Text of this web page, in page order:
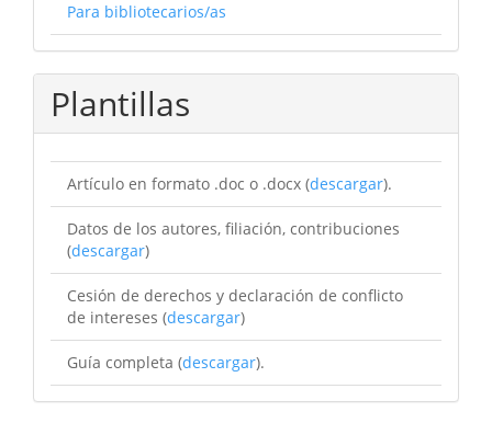
Para bibliotecarios/as
Plantillas
Artículo en formato .doc o .docx (descargar).
Datos de los autores, filiación, contribuciones
(descargar)
Cesión de derechos y declaración de conflicto
de intereses (descargar)
Guía completa (descargar).